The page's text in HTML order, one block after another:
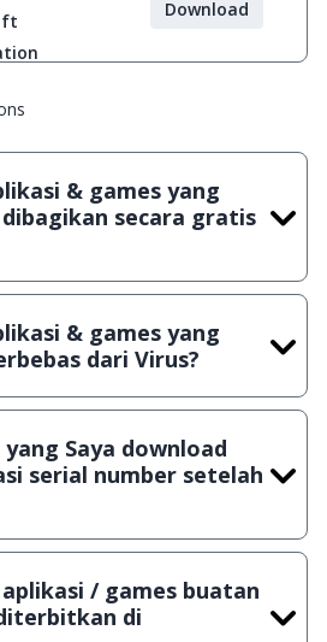
Download
& games yang
secara gratis
aplikasi & games yang
& games yang
dari Virus?
scanning dengan 3 jenis
sehingga bisa dijamin 100%
Saya download
serial number setelah
gratis, namun ada beberapa
jangka waktu tertentu dan jika
kamu harus membeli lisensi
/ games buatan
di